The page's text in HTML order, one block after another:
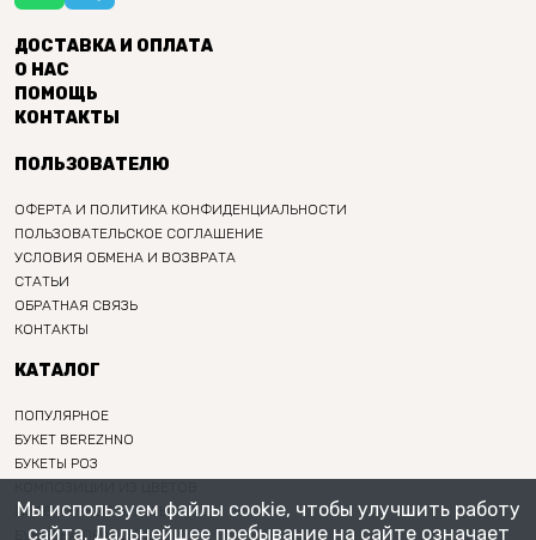
ДОСТАВКА И ОПЛАТА
О НАС
ПОМОЩЬ
КОНТАКТЫ
ПОЛЬЗОВАТЕЛЮ
ОФЕРТА И ПОЛИТИКА КОНФИДЕНЦИАЛЬНОСТИ
ПОЛЬЗОВАТЕЛЬСКОЕ СОГЛАШЕНИЕ
УСЛОВИЯ ОБМЕНА И ВОЗВРАТА
СТАТЬИ
ОБРАТНАЯ СВЯЗЬ
КОНТАКТЫ
КАТАЛОГ
ПОПУЛЯРНОЕ
БУКЕТ BEREZHNO
БУКЕТЫ РОЗ
ИНТЕРЬЕРНЫЕ БУКЕТЫ
БУКЕТ НА ПРАЗДНИК
Мы используем файлы cookie, чтобы улучшить работу
сайта. Дальнейшее пребывание на сайте означает